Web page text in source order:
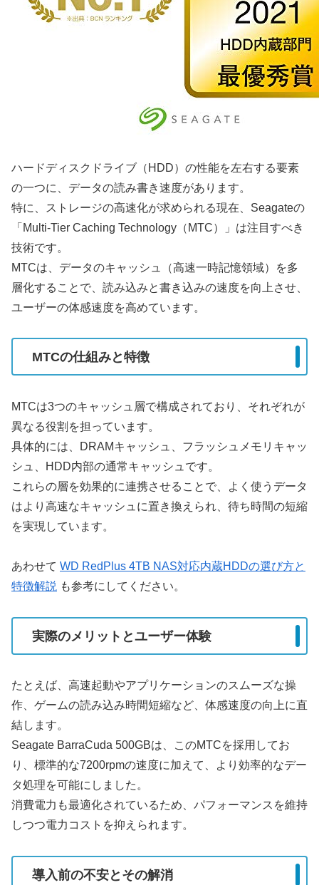
ハードディスクドライブ（HDD）の性能を左右する要素
の一つに、データの読み書き速度があります。
特に、ストレージの高速化が求められる現在、Seagateの
「Multi-Tier Caching Technology（MTC）」は注目すべき
技術です。
MTCは、データのキャッシュ（高速一時記憶領域）を多
層化することで、読み込みと書き込みの速度を向上させ、
ユーザーの体感速度を高めています。
MTCの仕組みと特徴
MTCは3つのキャッシュ層で構成されており、それぞれが
異なる役割を担っています。
具体的には、DRAMキャッシュ、フラッシュメモリキャッ
シュ、HDD内部の通常キャッシュです。
これらの層を効果的に連携させることで、よく使うデータ
はより高速なキャッシュに置き換えられ、待ち時間の短縮
を実現しています。
あわせて WD RedPlus 4TB NAS対応内蔵HDDの選び方と
特徴解説 も参考にしてください。
実際のメリットとユーザー体験
たとえば、高速起動やアプリケーションのスムーズな操
作、ゲームの読み込み時間短縮など、体感速度の向上に直
結します。
Seagate BarraCuda 500GBは、このMTCを採用してお
り、標準的な7200rpmの速度に加えて、より効率的なデー
タ処理を可能にしました。
消費電力も最適化されているため、パフォーマンスを維持
しつつ電力コストを抑えられます。
導入前の不安とその解消